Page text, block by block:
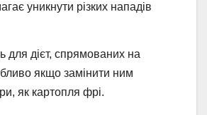
уникнути різких нападів
для дієт, спрямованих на
якщо замінити ним
як картопля фрі.